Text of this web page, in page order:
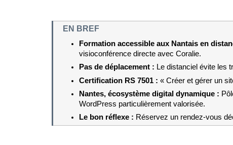
EN BREF
Formation accessible aux Nantais en
visioconférence directe avec Coralie.
Pas de déplacement : Le distanciel évite les
Certification RS 7501 : « Créer et gérer un
Nantes, écosystème digital dynamique :
WordPress particulièrement valorisée.
Le bon réflexe : Réservez un rendez-vous